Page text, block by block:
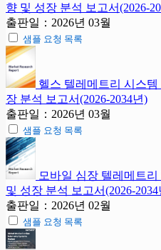
향 및 성장 분석 보고서(2026-
출판일：2026년 03월
샘플 요청 목록
헬스 텔레메트리 시스
장 분석 보고서(2026-2034년)
출판일：2026년 03월
샘플 요청 목록
모바일 심장 텔레메트
및 성장 분석 보고서(2026-2034
출판일：2026년 02월
샘플 요청 목록